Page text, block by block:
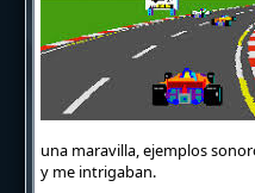
una maravilla, ejemplos
y me intrigaban.